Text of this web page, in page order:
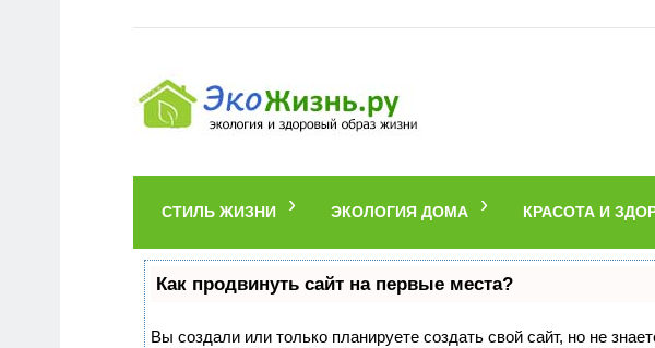
СТИЛЬ ЖИЗНИ ЭКОЛОГИЯ ДОМА КРАСОТА И
Как продвинуть сайт на первые места?
Вы создали или только планируете создать свой сайт, но не